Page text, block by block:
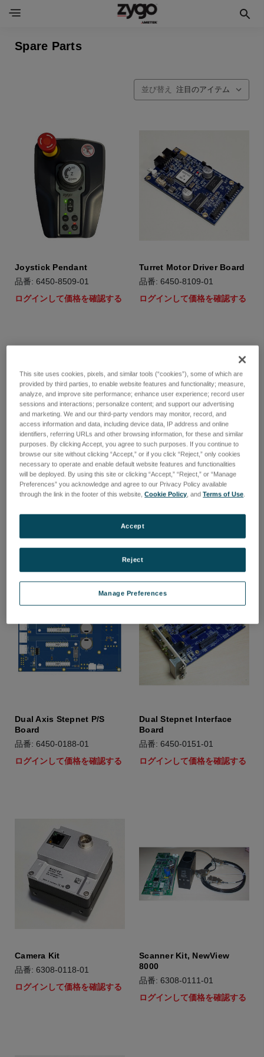
Spare Parts
並び替え
Joystick Pendant
品番: 6450-8509-01
ログインして価格を確認する
Turret Motor Driver Board
品番: 6450-8109-01
ログインして価格を確認する
Bridge Board
ログインして価格を確認する
Power Supply Module
ログインして価格を確認する
Dual Axis Stepnet P/S
Board
品番: 6450-0188-01
ログインして価格を確認する
Dual Stepnet Interface
Board
品番: 6450-0151-01
ログインして価格を確認する
Camera Kit
品番: 6308-0118-01
ログインして価格を確認する
Scanner Kit, NewView
8000
品番: 6308-0111-01
ログインして価格を確認する
This site uses cookies, pixels, and similar tools (“cookies”), some of which are
provided by third parties, to enable website features and functionality; measure,
analyze, and improve site performance; enhance user experience; record user
sessions and interactions; personalize content; and support our advertising
and marketing. We and our third-party vendors may monitor, record, and
access information and data, including device data, IP address and online
identifiers, referring URLs and other browsing information, for these and similar
purposes. By clicking Accept, you agree to such purposes. If you continue to
browse our site without clicking “Accept,” or if you click “Reject,” only cookies
necessary to operate and enable default website features and functionalities
will be deployed. By using this site or clicking “Accept,” “Reject,” or “Manage
Preferences” you acknowledge and agree to our Privacy Policy available
through the link in the footer of this website,Cookie Policy, andTerms of Use.
Manage Preferences
Reject
Accept